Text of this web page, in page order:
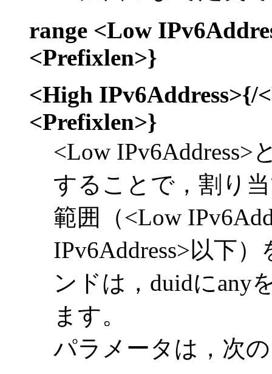
range <Low
<Prefixlen>}
<High IPv6Address>{/
<Prefixlen>}
<Low IPv6Address>
することで，割り
範囲（<Low
IPv6Address>以下
ンドは，duidにany
ます。
パラメータは，次